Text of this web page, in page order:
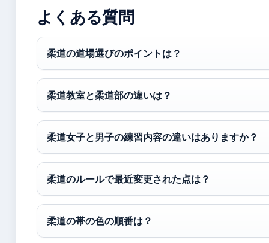
よくある質問
柔道の道場選びのポイントは？
柔道教室と柔道部の違いは？
柔道女子と男子の練習内容の違いはありますか？
柔道のルールで最近変更された点は？
柔道の帯の色の順番は？